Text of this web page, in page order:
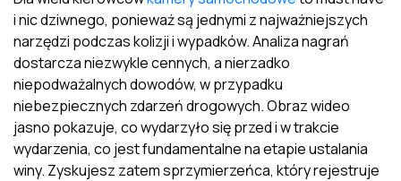
i nic dziwnego, ponieważ są jednymi z najważniejszych
narzędzi podczas kolizji i wypadków. Analiza nagrań
dostarcza niezwykle cennych, a nierzadko
niepodważalnych dowodów, w przypadku
niebezpiecznych zdarzeń drogowych. Obraz wideo
jasno pokazuje, co wydarzyło się przed i w trakcie
wydarzenia, co jest fundamentalne na etapie ustalania
winy. Zyskujesz zatem sprzymierzeńca, który rejestruje